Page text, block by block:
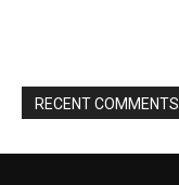
RECENT COMMENTS